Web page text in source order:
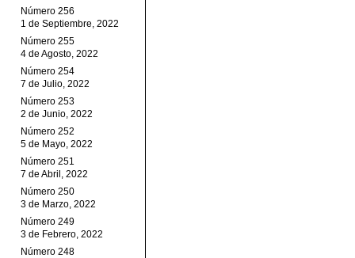
Número 256
1 de Septiembre, 2022
Número 255
4 de Agosto, 2022
Número 254
7 de Julio, 2022
Número 253
2 de Junio, 2022
Número 252
5 de Mayo, 2022
Número 251
7 de Abril, 2022
Número 250
3 de Marzo, 2022
Número 249
3 de Febrero, 2022
Número 248